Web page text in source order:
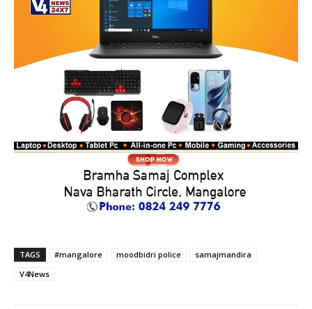
TAGS #mangalore moodbidri police
samajmandira
V4News